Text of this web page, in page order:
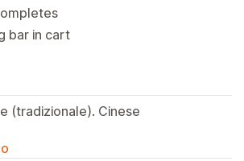
bar in cart
(tradizionale). Cinese